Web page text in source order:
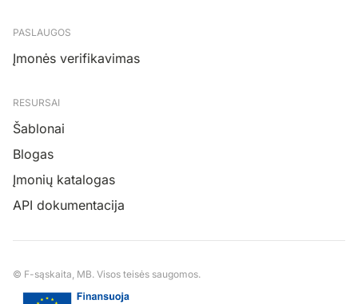
PASLAUGOS
Įmonės verifikavimas
RESURSAI
Šablonai
Blogas
Įmonių katalogas
API dokumentacija
© F-sąskaita, MB. Visos teisės saugomos.